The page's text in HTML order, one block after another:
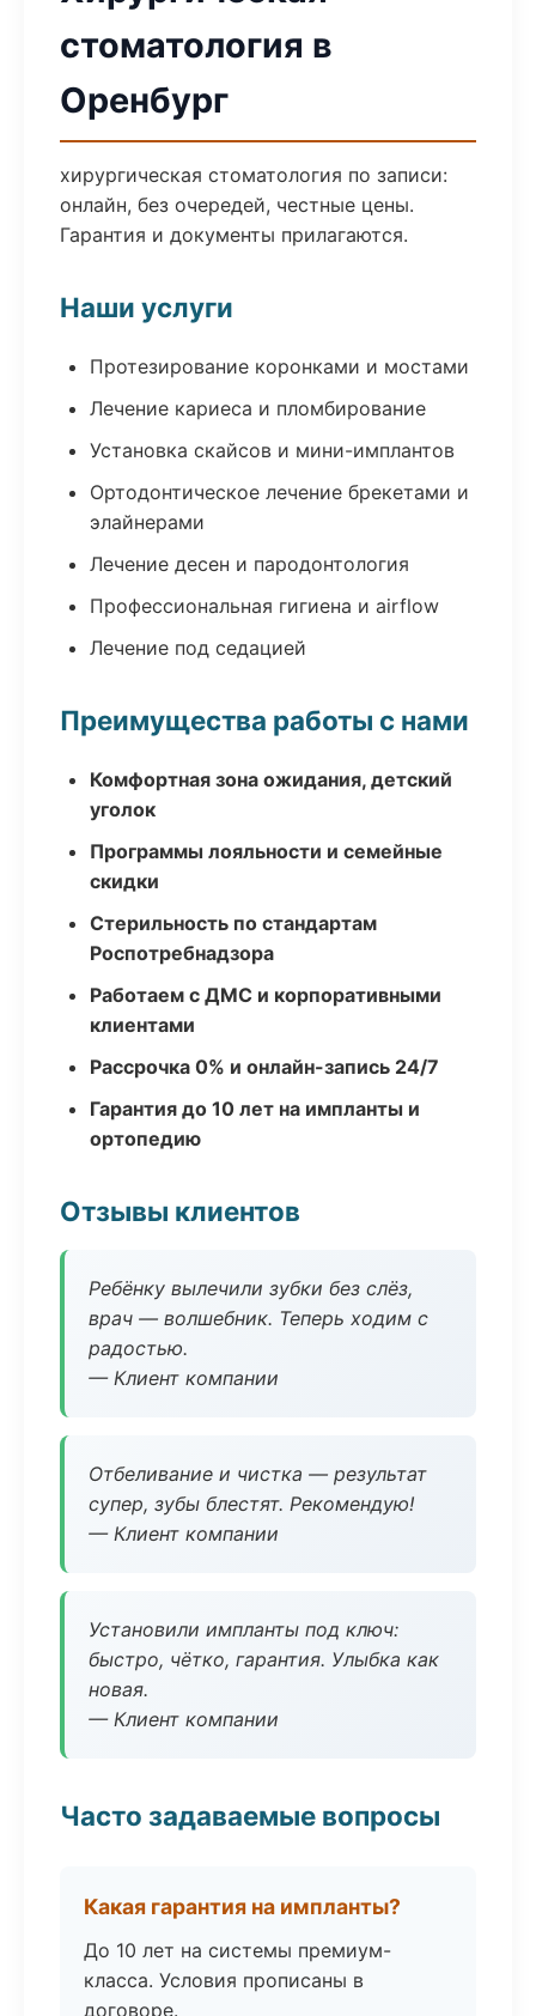
стоматология в
Оренбург
хирургическая стоматология по записи:
онлайн, без очередей, честные цены.
Гарантия и документы прилагаются.
Наши услуги
Протезирование коронками и мостами
Лечение кариеса и пломбирование
Установка скайсов и мини-имплантов
Ортодонтическое лечение брекетами и
элайнерами
Лечение десен и пародонтология
Профессиональная гигиена и airflow
Лечение под седацией
Преимущества работы с нами
Комфортная зона ожидания, детский
уголок
Программы лояльности и семейные
скидки
Стерильность по стандартам
Роспотребнадзора
Работаем с ДМС и корпоративными
клиентами
Рассрочка 0% и онлайн-запись 24/7
Гарантия до 10 лет на импланты и
ортопедию
Отзывы клиентов
Ребёнку вылечили зубки без слёз,
врач — волшебник. Теперь ходим с
радостью.
— Клиент компании
Отбеливание и чистка — результат
супер, зубы блестят. Рекомендую!
— Клиент компании
Установили импланты под ключ:
быстро, чётко, гарантия. Улыбка как
новая.
— Клиент компании
Часто задаваемые вопросы
Какая гарантия на импланты?
До 10 лет на системы премиум-
класса. Условия прописаны в
договоре.